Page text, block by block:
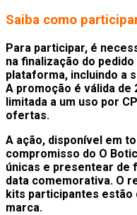
Saiba como
Para participar, é
na finalização do
plataforma, incluindo a
A promoção é válida de
limitada a um uso por
ofertas.
A ação, disponível em
compromisso do O
únicas e presentear de
data comemorativa. O
kits participantes estão
marca.